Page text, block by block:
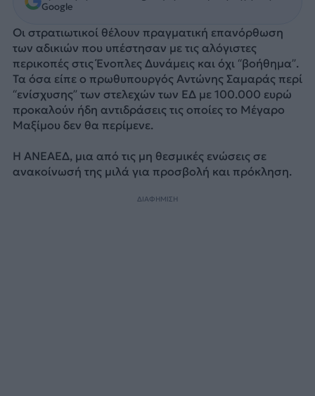
Google
Οι στρατιωτικοί θέλουν πραγματική επανόρθωση
των αδικιών που υπέστησαν με τις αλόγιστες
περικοπές στις Ένοπλες Δυνάμεις και όχι “βοήθημα”.
Τα όσα είπε ο πρωθυπουργός Αντώνης Σαμαράς περί
“ενίσχυσης” των στελεχών των ΕΔ με 100.000 ευρώ
προκαλούν ήδη αντιδράσεις τις οποίες το Μέγαρο
Μαξίμου δεν θα περίμενε.
Η ΑΝΕΑΕΔ, μια από τις μη θεσμικές ενώσεις σε
ανακοίνωσή της μιλά για προσβολή και πρόκληση.
ΔΙΑΦΗΜΙΣΗ